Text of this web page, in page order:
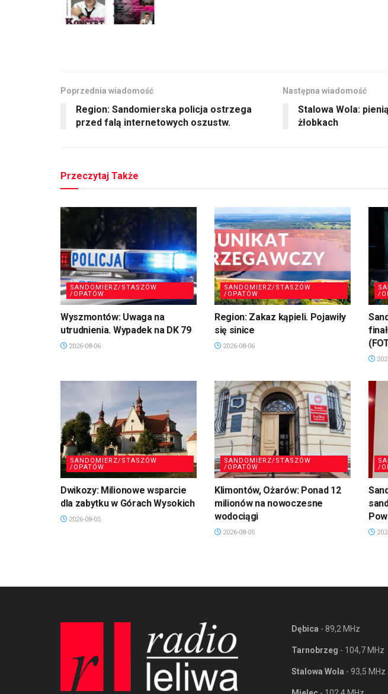
Poprzednia wiadomość
Region: Sandomierska policja ostrzega
przed falą internetowych oszustw.
Następna wiadomość
Stalowa Wola:
żłobkach
Przeczytaj Także
SANDOMIERZ/STASZÓW
/OPATÓW
Wyszmontów: Uwaga na
utrudnienia. Wypadek na DK 79
2026-08-06
SANDOMIERZ/STASZÓW
/OPATÓW
Region: Zakaz kąpieli. Pojawiły
się sinice
2026-08-06
/
SANDOMIERZ/STASZÓW
/OPATÓW
Dwikozy: Milionowe wsparcie
dla zabytku w Górach Wysokich
2026-08-05
SANDOMIERZ/STASZÓW
/OPATÓW
Klimontów, Ożarów: Ponad 12
milionów na nowoczesne
wodociągi
2026-08-05
/
Dębica - 89,2 MHz
Tarnobrzeg - 104,7 MHz
Stalowa Wola - 93,5 MHz